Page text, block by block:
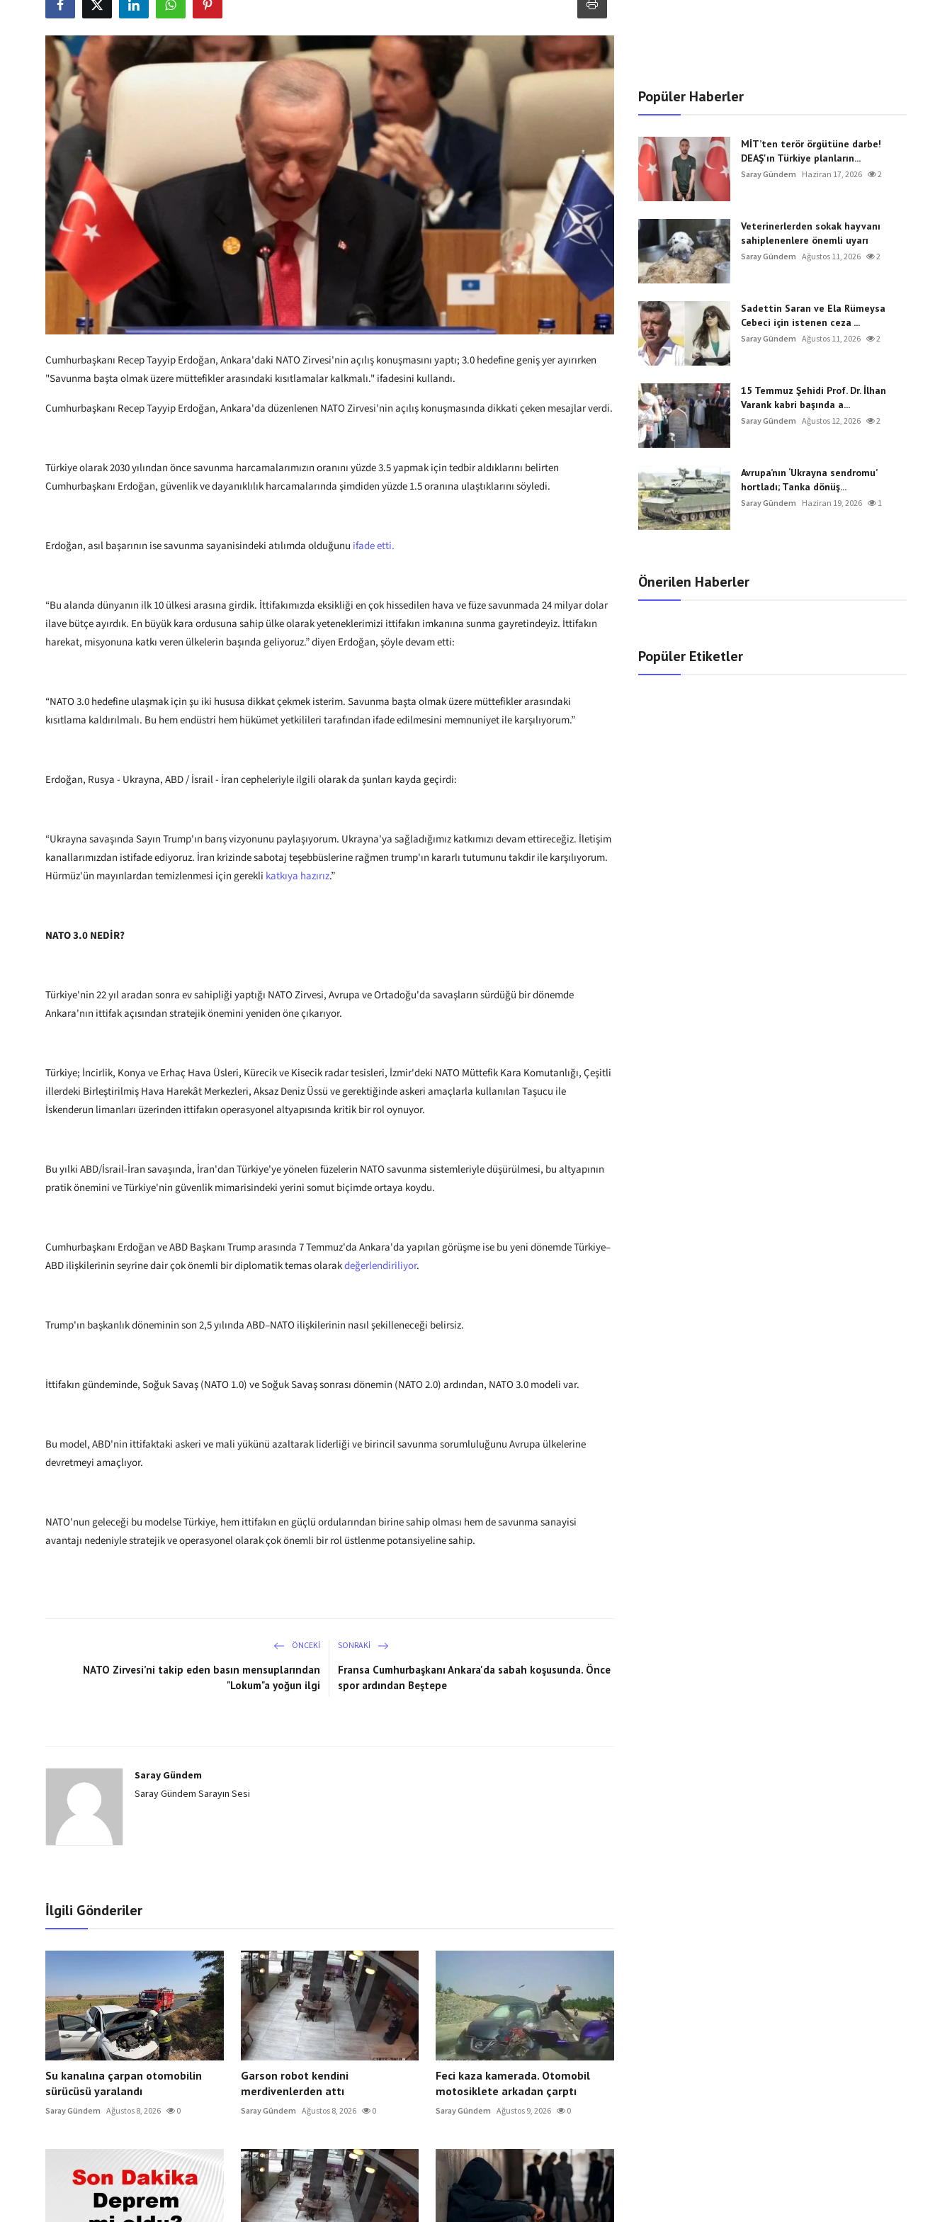
Cumhurbaşkanı Recep Tayyip Erdoğan, Ankara'daki NATO Zirvesi'nin açılış konuşmasını yaptı; 3.0 hedefine geniş yer ayırırken
"Savunma başta olmak üzere müttefikler arasındaki kısıtlamalar kalkmalı." ifadesini kullandı.
Cumhurbaşkanı Recep Tayyip Erdoğan, Ankara'da düzenlenen NATO Zirvesi'nin açılış konuşmasında dikkati çeken mesajlar verdi.
Türkiye olarak 2030 yılından önce savunma harcamalarımızın oranını yüzde 3.5 yapmak için tedbir aldıklarını belirten
Cumhurbaşkanı Erdoğan, güvenlik ve dayanıklılık harcamalarında şimdiden yüzde 1.5 oranına ulaştıklarını söyledi.
Erdoğan, asıl başarının ise savunma sayanisindeki atılımda olduğunu ifade etti.
“Bu alanda dünyanın ilk 10 ülkesi arasına girdik. İttifakımızda eksikliği en çok hissedilen hava ve füze savunmada 24 milyar dolar
ilave bütçe ayırdık. En büyük kara ordusuna sahip ülke olarak yeteneklerimizi ittifakın imkanına sunma gayretindeyiz. İttifakın
harekat, misyonuna katkı veren ülkelerin başında geliyoruz.” diyen Erdoğan, şöyle devam etti:
“NATO 3.0 hedefine ulaşmak için şu iki hususa dikkat çekmek isterim. Savunma başta olmak üzere müttefikler arasındaki
kısıtlama kaldırılmalı. Bu hem endüstri hem hükümet yetkilileri tarafından ifade edilmesini memnuniyet ile karşılıyorum.”
Erdoğan, Rusya - Ukrayna, ABD / İsrail - İran cepheleriyle ilgili olarak da şunları kayda geçirdi:
“Ukrayna savaşında Sayın Trump'ın barış vizyonunu paylaşıyorum. Ukrayna'ya sağladığımız katkımızı devam ettireceğiz. İletişim
kanallarımızdan istifade ediyoruz. İran krizinde sabotaj teşebbüslerine rağmen trump'ın kararlı tutumunu takdir ile karşılıyorum.
Hürmüz'ün mayınlardan temizlenmesi için gerekli katkıya hazırız.”
NATO 3.0 NEDİR?
Türkiye'nin 22 yıl aradan sonra ev sahipliği yaptığı NATO Zirvesi, Avrupa ve Ortadoğu'da savaşların sürdüğü bir dönemde
Ankara'nın ittifak açısından stratejik önemini yeniden öne çıkarıyor.
Türkiye; İncirlik, Konya ve Erhaç Hava Üsleri, Kürecik ve Kisecik radar tesisleri, İzmir'deki NATO Müttefik Kara Komutanlığı, Çeşitli
illerdeki Birleştirilmiş Hava Harekât Merkezleri, Aksaz Deniz Üssü ve gerektiğinde askeri amaçlarla kullanılan Taşucu ile
İskenderun limanları üzerinden ittifakın operasyonel altyapısında kritik bir rol oynuyor.
Bu yılki ABD/İsrail-İran savaşında, İran'dan Türkiye'ye yönelen füzelerin NATO savunma sistemleriyle düşürülmesi, bu altyapının
pratik önemini ve Türkiye'nin güvenlik mimarisindeki yerini somut biçimde ortaya koydu.
Cumhurbaşkanı Erdoğan ve ABD Başkanı Trump arasında 7 Temmuz'da Ankara'da yapılan görüşme ise bu yeni dönemde Türkiye–
ABD ilişkilerinin seyrine dair çok önemli bir diplomatik temas olarakdeğerlendiriliyor.
Trump'ın başkanlık döneminin son 2,5 yılında ABD–NATO ilişkilerinin nasıl şekilleneceği belirsiz.
İttifakın gündeminde, Soğuk Savaş (NATO 1.0) ve Soğuk Savaş sonrası dönemin (NATO 2.0) ardından, NATO 3.0 modeli var.
Bu model, ABD'nin ittifaktaki askeri ve mali yükünü azaltarak liderliği ve birincil savunma sorumluluğunu Avrupa ülkelerine
devretmeyi amaçlıyor.
NATO'nun geleceği bu modelse Türkiye, hem ittifakın en güçlü ordularından birine sahip olması hem de savunma sanayisi
avantajı nedeniyle stratejik ve operasyonel olarak çok önemli bir rol üstlenme potansiyeline sahip.
ÖNCEKI
NATO Zirvesi’ni takip eden basın mensuplarından
"Lokum"a yoğun ilgi
SONRAKI
Fransa Cumhurbaşkanı Ankara'da sabah koşusunda. Önce
spor ardından Beştepe
Saray Gündem
Saray Gündem Sarayın Sesi
İlgili Gönderiler
Su kanalına çarpan otomobilin
sürücüsü yaralandı
Saray Gündem Ağustos 8, 2026 0
Garson robot kendini
merdivenlerden attı
Saray Gündem Ağustos 8, 2026 0
Feci kaza kamerada. Otomobil
motosiklete arkadan çarptı
Saray Gündem Ağustos 9, 2026 0
Popüler Haberler
MİT’ten terör örgütüne darbe!
DEAŞ'ın Türkiye planların...
Saray Gündem Haziran 17, 2026 2
Veterinerlerden sokak hayvanı
sahiplenenlere önemli uyarı
Saray Gündem Ağustos 11, 2026 2
Sadettin Saran ve Ela Rümeysa
Cebeci için istenen ceza ...
Saray Gündem Ağustos 11, 2026 2
15 Temmuz Şehidi Prof. Dr. İlhan
Varank kabri başında a...
Saray Gündem Ağustos 12, 2026 2
Avrupa’nın ‘Ukrayna sendromu’
hortladı; Tanka dönüş...
Saray Gündem Haziran 19, 2026 1
Önerilen Haberler
Popüler Etiketler